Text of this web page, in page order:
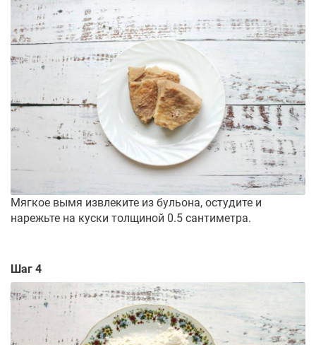
Мягкое вымя извлеките из бульона, остудите и
нарежьте на куски толщиной 0.5 сантиметра.
Шаг 4